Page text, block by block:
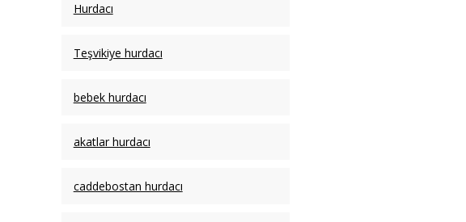
Hurdacı
Teşvikiye hurdacı
bebek hurdacı
akatlar hurdacı
caddebostan hurdacı